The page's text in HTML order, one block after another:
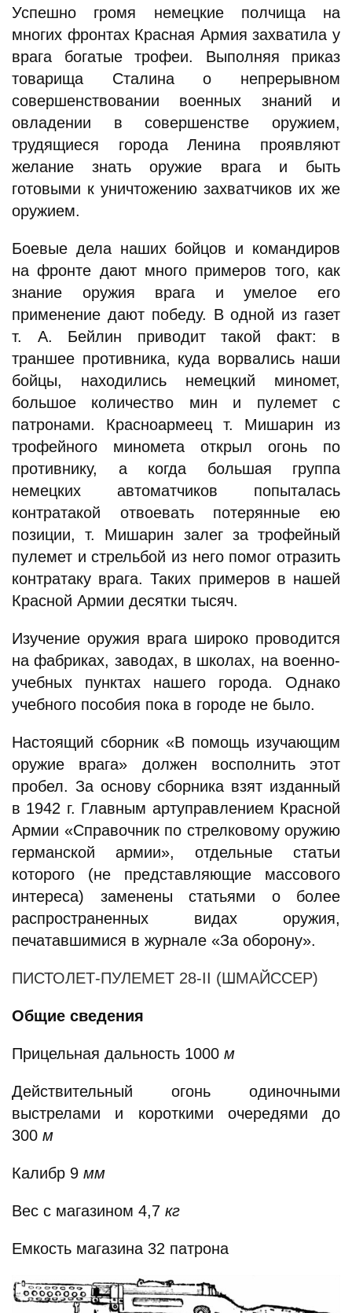
Успешно громя немецкие полчища на
многих фронтах Красная Армия захватила у
врага богатые трофеи. Выполняя приказ
товарища Сталина о непрерывном
совершенствовании военных знаний и
овладении в совершенстве оружием,
трудящиеся города Ленина проявляют
желание знать оружие врага и быть
готовыми к уничтожению захватчиков их же
оружием.
Боевые дела наших бойцов и командиров
на фронте дают много примеров того, как
знание оружия врага и умелое его
применение дают победу. В одной из газет
т. А. Бейлин приводит такой факт: в
траншее противника, куда ворвались наши
бойцы, находились немецкий миномет,
большое количество мин и пулемет с
патронами. Красноармеец т. Мишарин из
трофейного миномета открыл огонь по
противнику, а когда большая группа
немецких автоматчиков попыталась
контратакой отвоевать потерянные ею
позиции, т. Мишарин залег за трофейный
пулемет и стрельбой из него помог отразить
контратаку врага. Таких примеров в нашей
Красной Армии десятки тысяч.
Изучение оружия врага широко проводится
на фабриках, заводах, в школах, на военно-
учебных пунктах нашего города. Однако
учебного пособия пока в городе не было.
Настоящий сборник «В помощь изучающим
оружие врага» должен восполнить этот
пробел. За основу сборника взят изданный
в 1942 г. Главным артуправлением Красной
Армии «Справочник по стрелковому оружию
германской армии», отдельные статьи
которого (не представляющие массового
интереса) заменены статьями о более
распространенных видах оружия,
печатавшимися в журнале «За оборону».
ПИСТОЛЕТ-ПУЛЕМЕТ 28-II (ШМАЙССЕР)
Общие сведения
Прицельная дальность 1000 м
Действительный огонь одиночными
выстрелами и короткими очередями до
300 м
Калибр 9 мм
Вес с магазином 4,7 кг
Емкость магазина 32 патрона